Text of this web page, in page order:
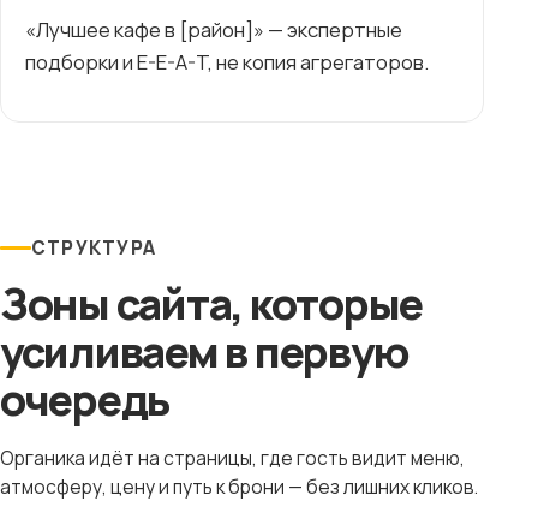
«Лучшее кафе в [район]» — экспертные
подборки и E-E-A-T, не копия агрегаторов.
СТРУКТУРА
Зоны сайта, которые
усиливаем в первую
очередь
Органика идёт на страницы, где гость видит меню,
атмосферу, цену и путь к брони — без лишних кликов.